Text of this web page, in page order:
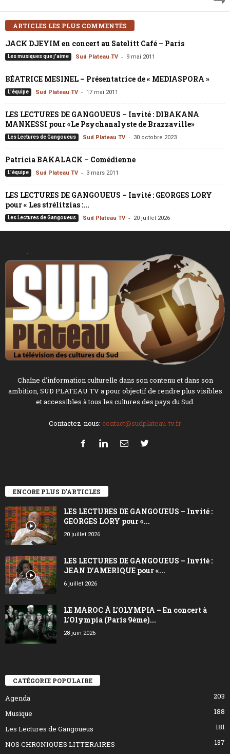
ARTICLES LES PLUS COMMENTÉS
JACK DJEYIM en concert au Satelitt Café – Paris
Les musiques que j'aime Sud Plateau TV - 9 mai 2011
BÉATRICE MESINEL – Présentatrice de « MEDIASPORA »
L'équipe Sud Plateau TV - 17 mai 2011
LES LECTURES DE GANGOUEUS – Invité : DIBAKANA
MANKESSI pour «Le Psychanalyste de Brazzaville»
Les Lectures de Gangoueus Sud Plateau TV - 30 octobre 2023
Patricia BAKALACK – Comédienne
L'équipe Sud Plateau TV - 3 mars 2011
LES LECTURES DE GANGOUEUS – Invité : GEORGES LORY
pour « Les strélitzias :...
Les Lectures de Gangoueus Sud Plateau TV - 20 juillet 2026
Chaîne d’information culturelle dans son contenu et dans son
ambition, SUD PLATEAU TV a pour objectif de rendre plus visibles
et accessibles à tous les cultures des pays du Sud.
Contactez-nous: contact@sudplateau-tv.fr
ENCORE PLUS D'ARTICLES
LES LECTURES DE GANGOUEUS – Invité :
GEORGES LORY pour «...
20 juillet 2026
LES LECTURES DE GANGOUEUS – Invité :
JEAN D’AMERIQUE pour «...
6 juillet 2026
LE MAROC À L’OLYMPIA – En concert à
L’Olympia (Paris 9ème)...
28 juin 2026
CATÉGORIE POPULAIRE
Agenda
203
Musique
188
Les Lectures de Gangoueus
181
NOS CHRONIQUES LITTERAIRES
137